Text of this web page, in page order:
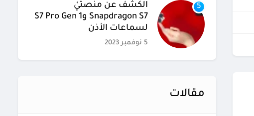
5
الكشف عن منصتيْ
Snapdragon S7 وS7 Pro Gen 1
لسماعات الأذن
5 نوفمبر 2023
مقالات